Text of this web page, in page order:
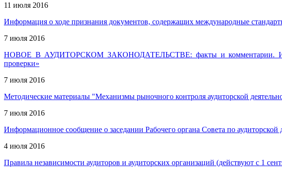
11 июля 2016
Информация о ходе признания документов, содержащих международные
7 июля 2016
НОВОЕ В АУДИТОРСКОМ ЗАКОНОДАТЕЛЬСТВЕ: факты и комментарии.
проверки»
7 июля 2016
Методические материалы "Механизмы рыночного контроля аудиторской
7 июля 2016
Информационное сообщение о заседании Рабочего органа Совета по аудиторской
4 июля 2016
Правила независимости аудиторов и аудиторских организаций (действуют с 1